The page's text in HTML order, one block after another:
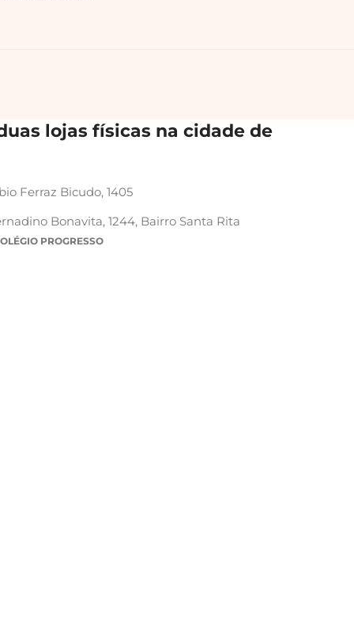
lojas físicas na cidade de
Ferraz Bicudo, 1405
Bonavita, 1244, Bairro Santa Rita
PROGRESSO